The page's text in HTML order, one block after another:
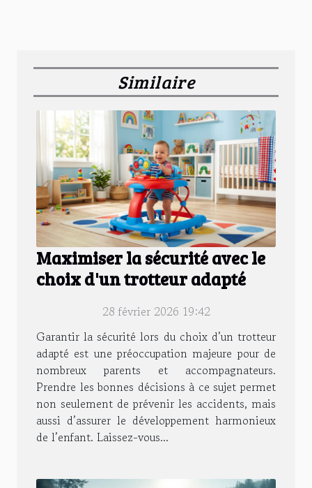
Similaire
Maximiser la sécurité avec le
choix d'un trotteur adapté
28 février 2026 19:42
Garantir la sécurité lors du choix d’un trotteur
adapté est une préoccupation majeure pour de
nombreux parents et accompagnateurs.
Prendre les bonnes décisions à ce sujet permet
non seulement de prévenir les accidents, mais
aussi d’assurer le développement harmonieux
de l’enfant. Laissez-vous...